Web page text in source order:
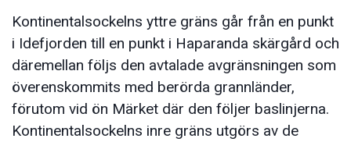
Kontinentalsockelns yttre gräns går från en punkt
i Idefjorden till en punkt i Haparanda skärgård och
däremellan följs den avtalade avgränsningen som
överenskommits med berörda grannländer,
förutom vid ön Märket där den följer baslinjerna.
Kontinentalsockelns inre gräns utgörs av de